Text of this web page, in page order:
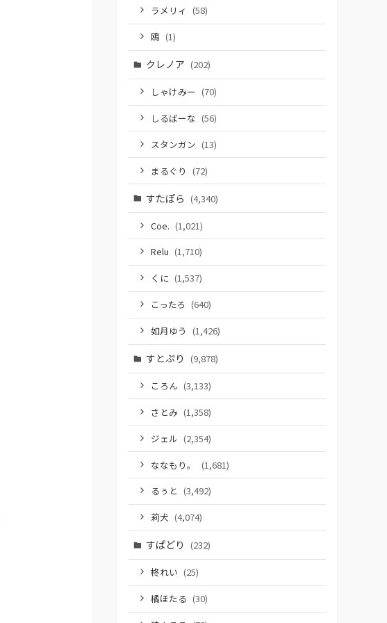
ラメリィ (58)
鴎 (1)
クレノア (202)
しゃけみー (70)
しるばーな (56)
スタンガン (13)
まるぐり (72)
すたぽら (4,340)
Coe. (1,021)
Relu (1,710)
くに (1,537)
こったろ (640)
如月ゆう (1,426)
すとぷり (9,878)
ころん (3,133)
さとみ (1,358)
ジェル (2,354)
ななもり。
(1,681)
るぅと (3,492)
莉犬 (4,074)
すぱどり (232)
柊れい (25)
橘ほたる (30)